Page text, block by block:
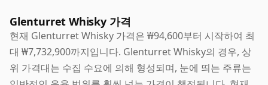
Glenturret Whisky 가격
현재 Glenturret Whisky 가격은 ₩94,600부터 시작하여 최
대 ₩7,732,900까지입니다. Glenturret Whisky의 경우, 상
위 가격대는 수집 수요에 의해 형성되며, 눈에 띄는 주류는